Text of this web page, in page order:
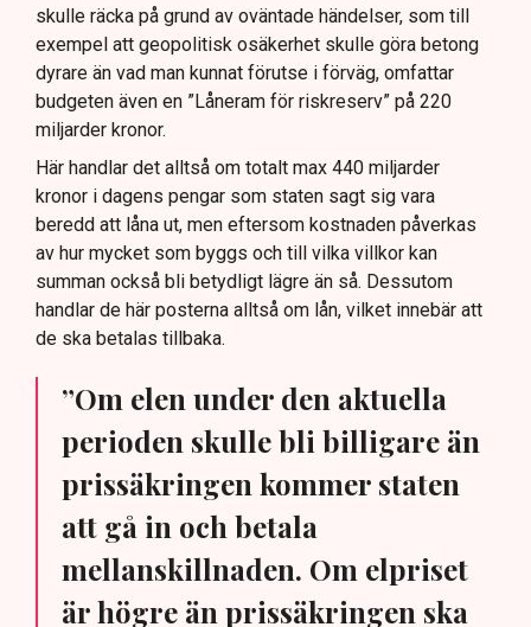
skulle räcka på grund av oväntade händelser, som till
exempel att geopolitisk osäkerhet skulle göra betong
dyrare än vad man kunnat förutse i förväg, omfattar
budgeten även en ”Låneram för riskreserv” på 220
miljarder kronor.
Här handlar det alltså om totalt max 440 miljarder
kronor i dagens pengar som staten sagt sig vara
beredd att låna ut, men eftersom kostnaden påverkas
av hur mycket som byggs och till vilka villkor kan
summan också bli betydligt lägre än så. Dessutom
handlar de här posterna alltså om lån, vilket innebär att
de ska betalas tillbaka.
”Om elen under den aktuella
perioden skulle bli billigare än
prissäkringen kommer staten
att gå in och betala
mellanskillnaden. Om elpriset
är högre än prissäkringen ska